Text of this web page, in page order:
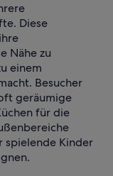
Diese
Nähe zu
einem
Besucher
geräumige
für die
spielende Kinder